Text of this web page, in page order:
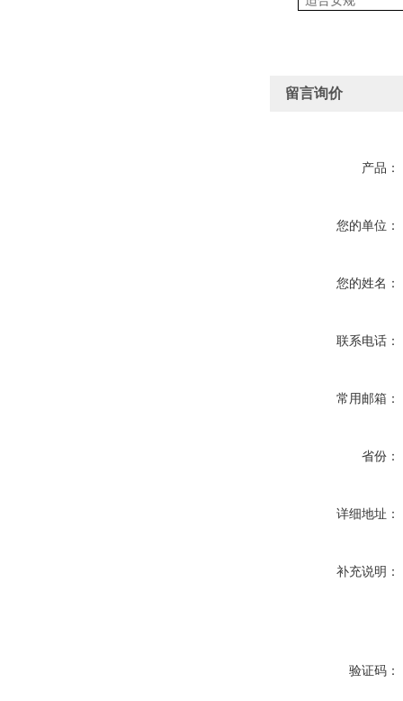
留言询价
产品：
您的单位：
您的姓名：
联系电话：
常用邮箱：
省份：
详细地址：
补充说明：
验证码：